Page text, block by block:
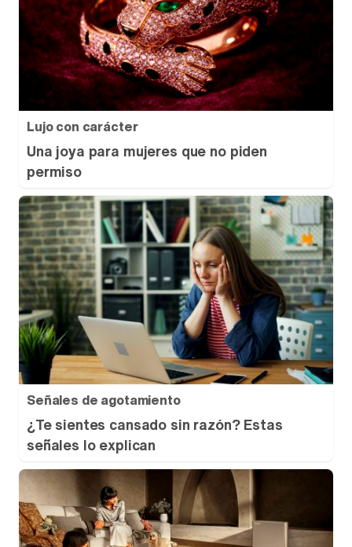
Lujo con carácter
Una joya para mujeres que no piden
permiso
Señales de agotamiento
¿Te sientes cansado sin razón? Estas
señales lo explican